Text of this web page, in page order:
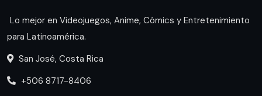
Lo mejor en Videojuegos, Anime, Cómics y Entretenimiento
para Latinoamérica.
San José, Costa Rica
+506 8717-8406